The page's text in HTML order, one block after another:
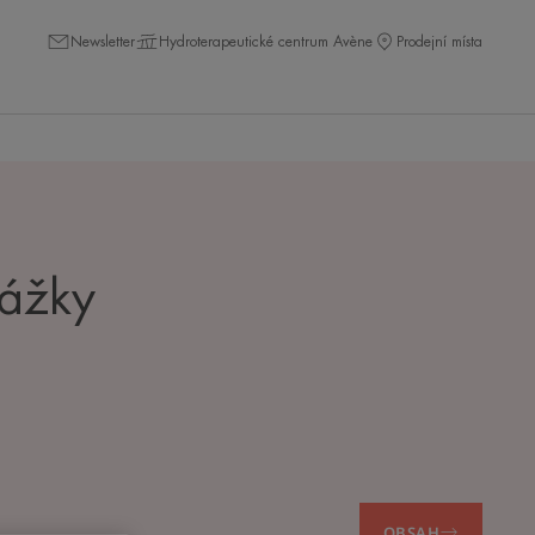
Newsletter Hydroterapeutické centrum Avène Prodejní místa